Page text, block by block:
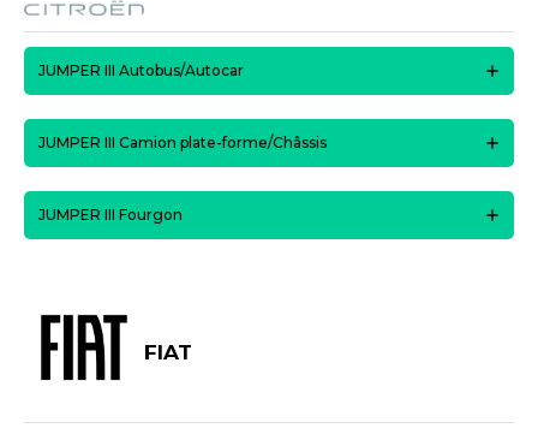
JUMPER III Autobus/Autocar
JUMPER III Camion plate-forme/Châssis
JUMPER III Fourgon
FIAT